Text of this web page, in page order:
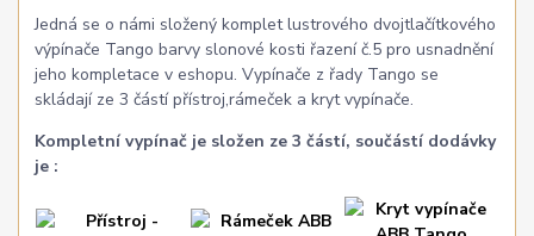
Jedná se o námi složený komplet lustrového dvojtlačítkového
výpínače Tango barvy slonové kosti řazení č.5 pro usnadnění
jeho kompletace v eshopu. Vypínače z řady Tango se
skládají ze 3 částí přístroj,rámeček a kryt vypínače.
Kompletní vypínač je složen ze 3 částí, součástí dodávky
je :